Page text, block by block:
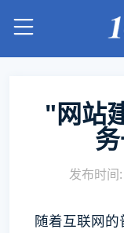
"网站
发布时间
随着互联网